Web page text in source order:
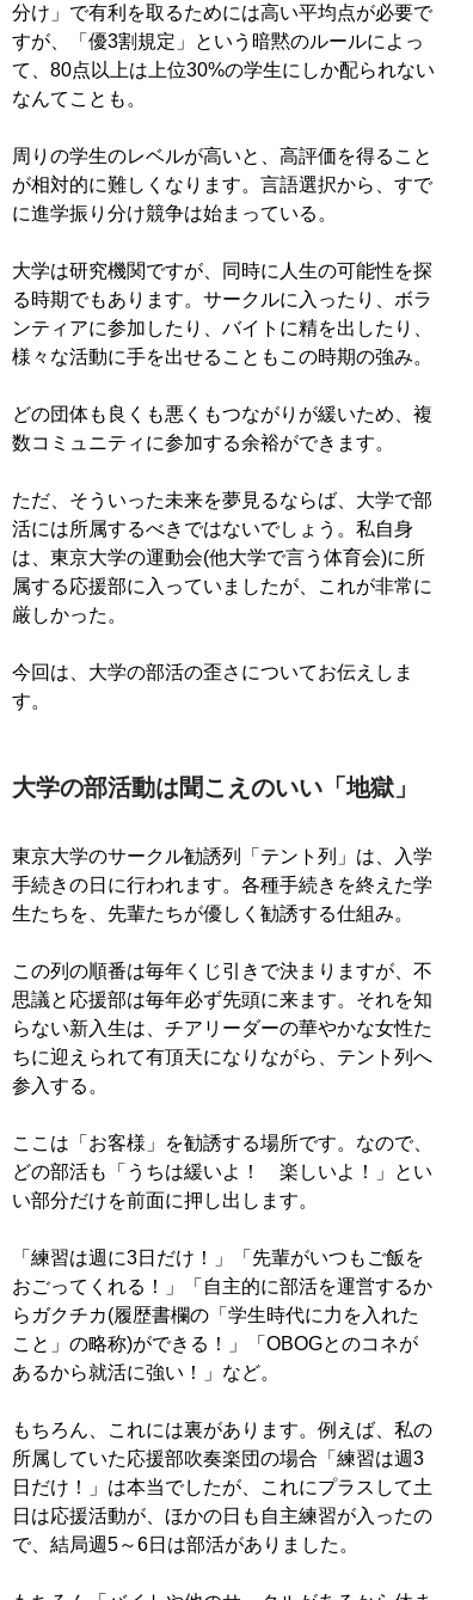
分け」で有利を取るためには高い平均点が必要で
すが、「優3割規定」という暗黙のルールによっ
て、80点以上は上位30%の学生にしか配られない
なんてことも。
周りの学生のレベルが高いと、高評価を得ること
が相対的に難しくなります。言語選択から、すで
に進学振り分け競争は始まっている。
大学は研究機関ですが、同時に人生の可能性を探
る時期でもあります。サークルに入ったり、ボラ
ンティアに参加したり、バイトに精を出したり、
様々な活動に手を出せることもこの時期の強み。
どの団体も良くも悪くもつながりが緩いため、複
数コミュニティに参加する余裕ができます。
ただ、そういった未来を夢見るならば、大学で部
活には所属するべきではないでしょう。私自身
は、東京大学の運動会(他大学で言う体育会)に所
属する応援部に入っていましたが、これが非常に
厳しかった。
今回は、大学の部活の歪さについてお伝えしま
す。
大学の部活動は聞こえのいい「地獄」
東京大学のサークル勧誘列「テント列」は、入学
手続きの日に行われます。各種手続きを終えた学
生たちを、先輩たちが優しく勧誘する仕組み。
この列の順番は毎年くじ引きで決まりますが、不
思議と応援部は毎年必ず先頭に来ます。それを知
らない新入生は、チアリーダーの華やかな女性た
ちに迎えられて有頂天になりながら、テント列へ
参入する。
ここは「お客様」を勧誘する場所です。なので、
どの部活も「うちは緩いよ！ 楽しいよ！」とい
い部分だけを前面に押し出します。
「練習は週に3日だけ！」「先輩がいつもご飯を
おごってくれる！」「自主的に部活を運営するか
らガクチカ(履歴書欄の「学生時代に力を入れた
こと」の略称)ができる！」「OBOGとのコネが
あるから就活に強い！」など。
もちろん、これには裏があります。例えば、私の
所属していた応援部吹奏楽団の場合「練習は週3
日だけ！」は本当でしたが、これにプラスして土
日は応援活動が、ほかの日も自主練習が入ったの
で、結局週5～6日は部活がありました。